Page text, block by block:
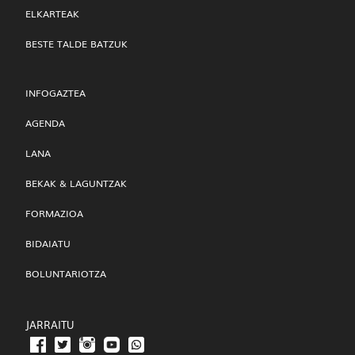
ELKARTEAK
BESTE TALDE BATZUK
INFOGAZTEA
AGENDA
LANA
BEKAK & LAGUNTZAK
FORMAZIOA
BIDAIATU
BOLUNTARIOTZA
JARRAITU